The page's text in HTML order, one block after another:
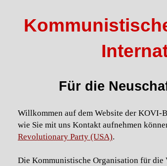
Für die
Willkommen auf dem Website der
wie Sie mit uns Kontakt aufnehmen
Revolutionary Party (USA).
Die Kommunistische Organisation für